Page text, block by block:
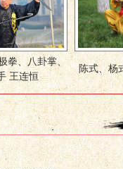
陈式、杨式太极拳 王亚利